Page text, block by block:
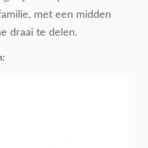
met een midden
draai te delen.